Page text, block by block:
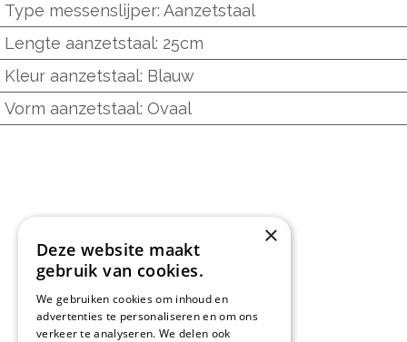
Type messenslijper: Aanzetstaal
Lengte aanzetstaal: 25cm
Kleur aanzetstaal: Blauw
Vorm aanzetstaal: Ovaal
L&D Foodpartner BV
×
Deze website maakt
gebruik van cookies.
We gebruiken cookies om inhoud en
advertenties te personaliseren en om ons
verkeer te analyseren. We delen ook